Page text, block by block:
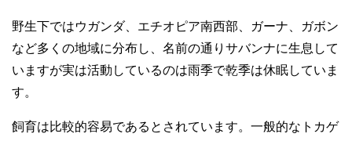
野生下ではウガンダ、エチオピア南西部、ガーナ、ガボン
など多くの地域に分布し、名前の通りサバンナに生息して
いますが実は活動しているのは雨季で乾季は休眠していま
す。
飼育は比較的容易であるとされています。一般的なトカゲ